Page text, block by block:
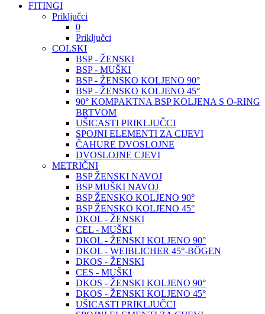
FITINGI
Priključci
0
Priključci
COLSKI
BSP - ŽENSKI
BSP - MUŠKI
BSP - ŽENSKO KOLJENO 90°
BSP - ŽENSKO KOLJENO 45°
90° KOMPAKTNA BSP KOLJENA S O-RING
BRTVOM
UŠICASTI PRIKLJUČCI
SPOJNI ELEMENTI ZA CIJEVI
ČAHURE DVOSLOJNE
DVOSLOJNE CJEVI
METRIČNI
BSP ŽENSKI NAVOJ
BSP MUŠKI NAVOJ
BSP ŽENSKO KOLJENO 90°
BSP ŽENSKO KOLJENO 45°
DKOL - ŽENSKI
CEL - MUŠKI
DKOL - ŽENSKI KOLJENO 90°
DKOL - WEIBLICHER 45°-BÖGEN
DKOS - ŽENSKI
CES - MUŠKI
DKOS - ŽENSKI KOLJENO 90°
DKOS - ŽENSKI KOLJENO 45°
UŠICASTI PRIKLJUČCI